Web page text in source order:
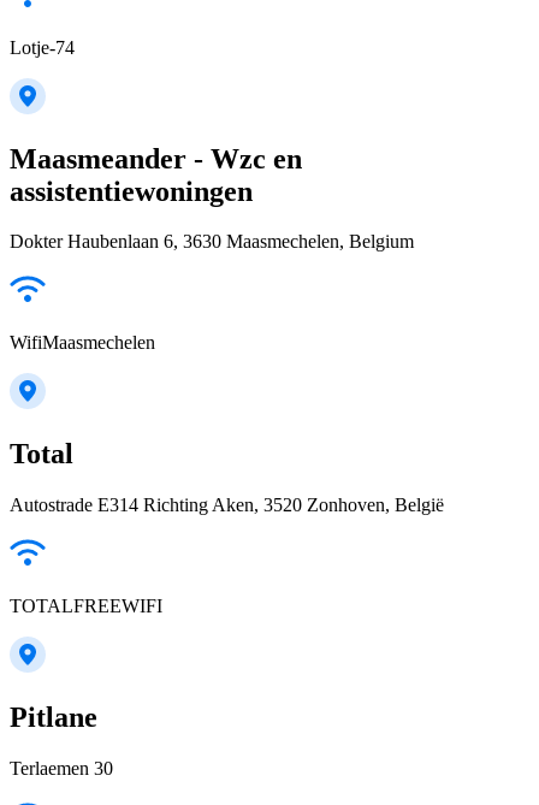
Lotje-74
Maasmeander - Wzc en
assistentiewoningen
Dokter Haubenlaan 6, 3630 Maasmechelen, Belgium
WifiMaasmechelen
Total
Autostrade E314 Richting Aken, 3520 Zonhoven, België
TOTALFREEWIFI
Pitlane
Terlaemen 30